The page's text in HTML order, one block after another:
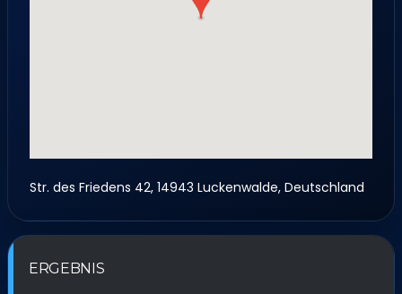
Str. des Friedens 42, 14943 Luckenwalde, Deutschland
ERGEBNIS